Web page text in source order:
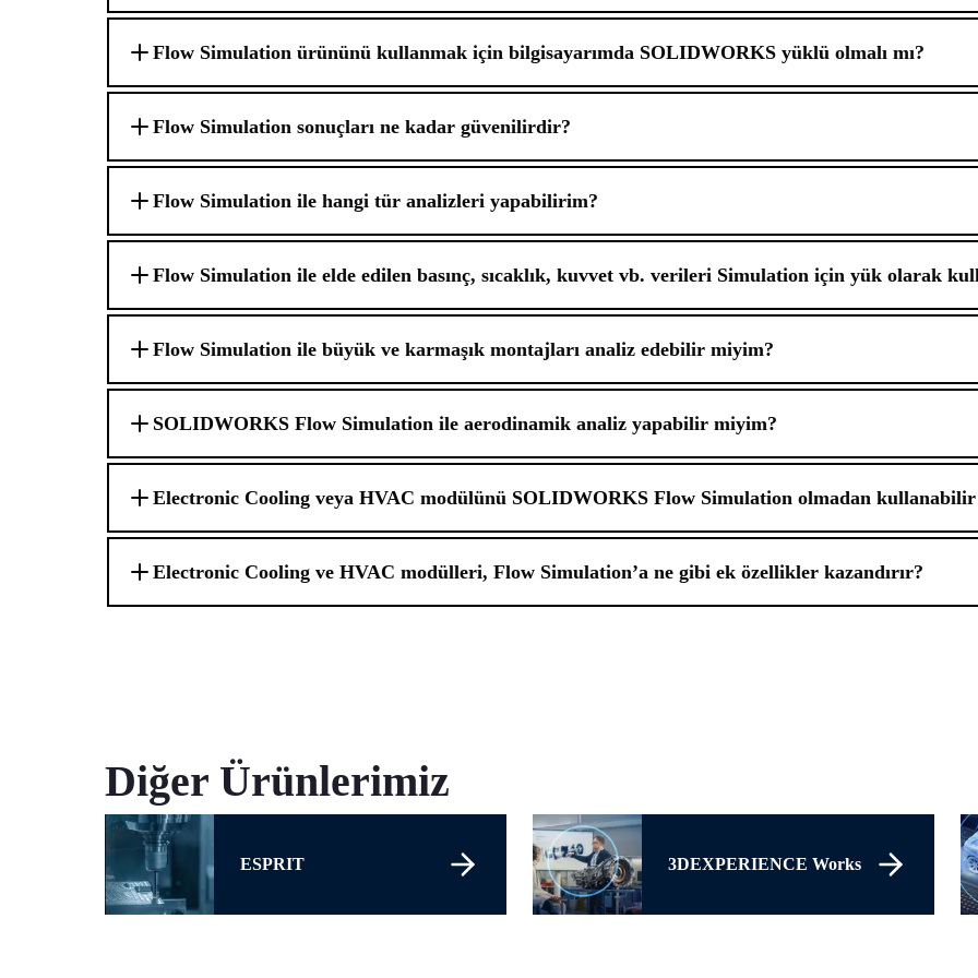
Flow Simulation ürününü kullanmak için bilgisayarımda SOLIDWORKS yüklü olmalı mı?
Flow Simulation sonuçları ne kadar güvenilirdir?
Flow Simulation ile hangi tür analizleri yapabilirim?
Flow Simulation ile elde edilen basınç, sıcaklık, kuvvet vb. verileri Simulation için yük olarak
Flow Simulation ile büyük ve karmaşık montajları analiz edebilir miyim?
SOLIDWORKS Flow Simulation ile aerodinamik analiz yapabilir miyim?
Electronic Cooling veya HVAC modülünü SOLIDWORKS Flow Simulation olmadan
Electronic Cooling ve HVAC modülleri, Flow Simulation’a ne gibi ek özellikler kazandırır?
Diğer Ürünlerimiz
ESPRIT 3DEXPERIENCE Works